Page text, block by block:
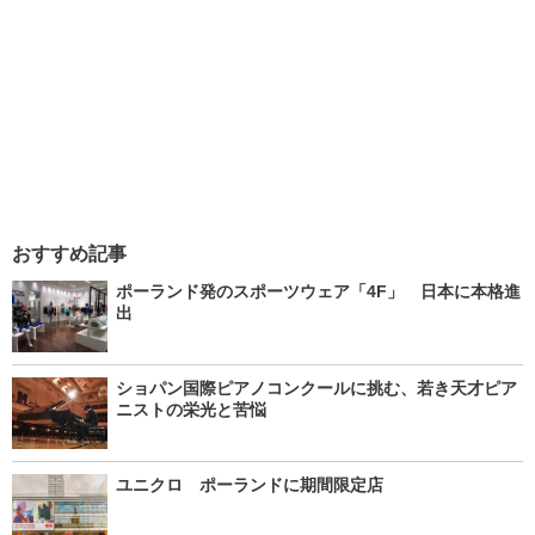
おすすめ記事
ポーランド発のスポーツウェア「4F」 日本に本格進
出
ショパン国際ピアノコンクールに挑む、若き天才ピア
ニストの栄光と苦悩
ユニクロ ポーランドに期間限定店